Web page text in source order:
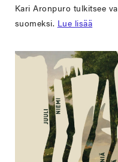
Kari Aronpuro tulkitsee
suomeksi. Lue lisää